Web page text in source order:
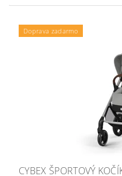
Doprava zadarmo
CYBEX ŠPORTOVÝ